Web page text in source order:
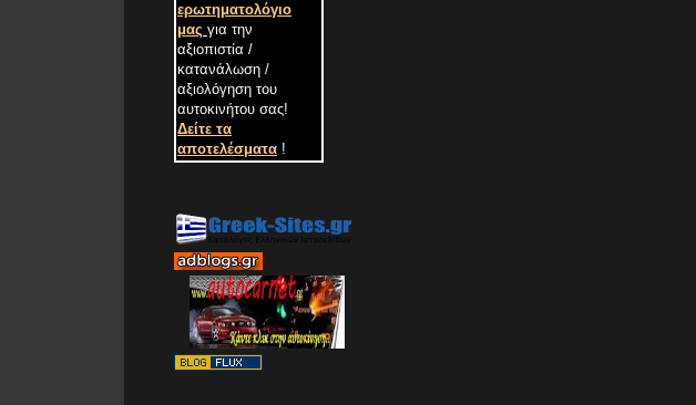
ερωτηματολόγιο
μας για την
αξιοπιστία /
κατανάλωση /
αξιολόγηση του
αυτοκινήτου σας!
Δείτε τα
αποτελέσματα !